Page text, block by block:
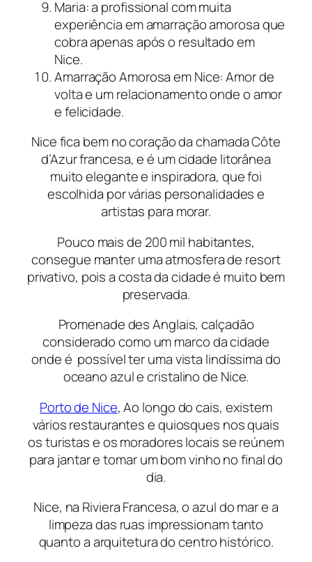
Maria: a profissional com muita
experiência em amarração amorosa que
cobra apenas após o resultado em
Nice.
Amarração Amorosa em Nice: Amor de
volta e um relacionamento onde o amor
e felicidade.
Nice fica bem no coração da chamada Côte
d’Azur francesa, e é um cidade litorânea
muito elegante e inspiradora, que foi
escolhida por várias personalidades e
artistas para morar.
Pouco mais de 200 mil habitantes,
consegue manter uma atmosfera de resort
privativo, pois a costa da cidade é muito bem
preservada.
Promenade des Anglais, calçadão
considerado como um marco da cidade
onde é possível ter uma vista lindíssima do
oceano azul e cristalino de Nice.
Porto de Nice, Ao longo do cais, existem
vários restaurantes e quiosques nos quais
os turistas e os moradores locais se reúnem
para jantar e tomar um bom vinho no final do
dia.
Nice, na Riviera Francesa, o azul do mar e a
limpeza das ruas impressionam tanto
quanto a arquitetura do centro histórico.